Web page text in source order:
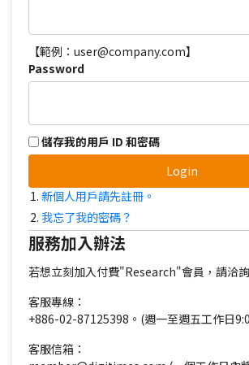
【範例：user@company.com】
Password
儲存我的用戶 ID 和密碼
Login
新個人用戶請先註冊。
我忘了我的密碼？
服務加入辦法
若想立刻加入付費"Research"會員，請洽詢
客服專線：
+886-02-87125398。(週一至週五工作日
客服信箱：